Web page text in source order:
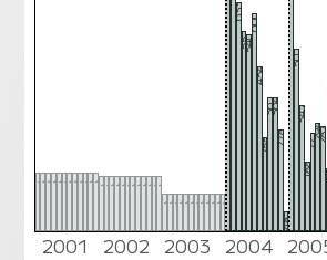
162
162
162
162
162
162
162
162
162
162
162
162
152
152
152
152
152
152
152
152
152
152152
152
100
100
100
100
100
100
100
100
100
100
100
100
633
552
540
600
454
255
361
364
278
48
501
342
188
271
294
287
2001 2002 2003 2004